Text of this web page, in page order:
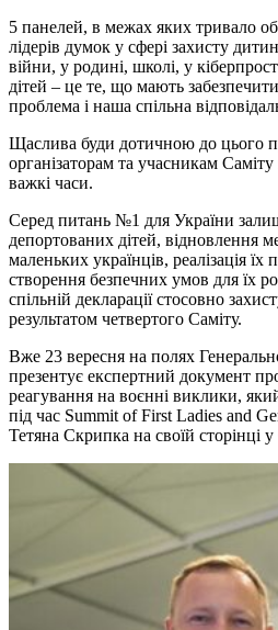
5 панелей, в межах яких тривало
лідерів думок у сфері захисту
війни, у родині, школі, у
дітей – це те, що мають
проблема і наша спільна
Щаслива буди дотичною до цього
організаторам та учасникам
важкі часи.
Серед питань №1 для України
депортованих дітей, відновлення
маленьких українців, реалізація їх
створення безпечних умов для їх
спільній декларації стосовно
результатом четвертого Саміту.
Вже 23 вересня на полях
презентує експертний документ
реагування на воєнні виклики,
під час Summit of First Ladies and
Тетяна Скрипка на своїй сторінці